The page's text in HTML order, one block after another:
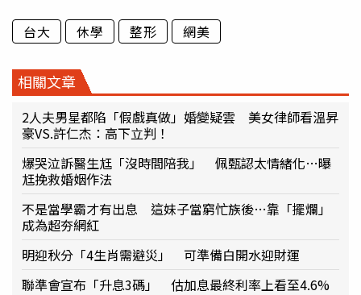
台大 休學 整形 網美
相關文章
2人夫男星都陷「假戲真做」婚變疑雲 美女律師看溫昇
豪VS.許仁杰：高下立判！
爆哭泣訴醫生尪「沒時間陪我」 佩甄認太情緒化…曝
尪挽救婚姻作法
不是當學霸才有出息 這妹子當窮忙族後…靠「擺爛」
成為超夯網紅
明迎秋分「4生肖需避災」 可準備白開水迎財運
聯準會宣布「升息3碼」 估加息最終利率上看至4.6%